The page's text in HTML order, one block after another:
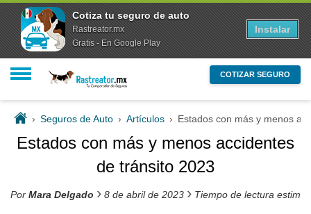
COTIZAR SEGURO
› Seguros de Auto › Artículos › Estados con más y menos
Estados con más y menos accidentes
de tránsito 2023
Por Mara Delgado › 8 de abril de 2023 › Tiempo de lectura
Cotiza tu seguro de auto
Rastreator.mx
Gratis - En Google Play
Instalar